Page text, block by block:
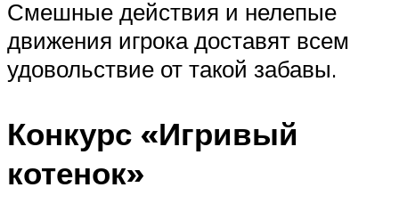
Смешные действия и нелепые
движения игрока доставят всем
удовольствие от такой забавы.
Конкурс «Игривый
котенок»